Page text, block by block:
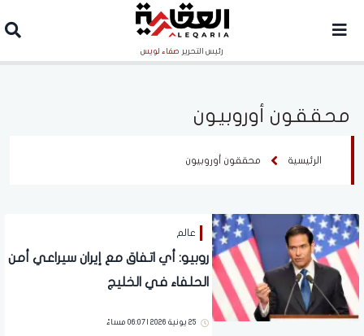
رئيس التحرير صفاء لويس
محققون أوروبيون
الرئيسية محققون أوروبيون
عالم
روبيو: أي اتفاق مع إيران سيراعي أمن
الحلفاء في الخليج
25 يونية 2026 | 06:07 مساءً